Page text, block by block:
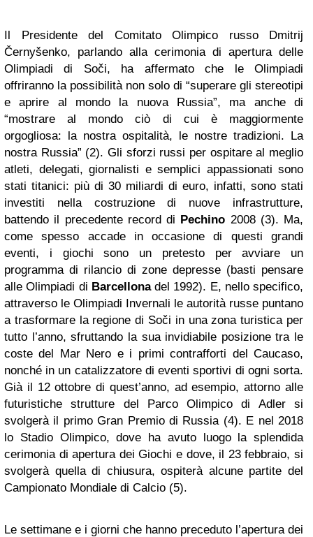
Il Presidente del Comitato Olimpico russo Dmitrij
Černyšenko, parlando alla cerimonia di apertura delle
Olimpiadi di Soči, ha affermato che le Olimpiadi
offriranno la possibilità non solo di “superare gli stereotipi
e aprire al mondo la nuova Russia”, ma anche di
“mostrare al mondo ciò di cui è maggiormente
orgogliosa: la nostra ospitalità, le nostre tradizioni. La
nostra Russia” (2). Gli sforzi russi per ospitare al meglio
atleti, delegati, giornalisti e semplici appassionati sono
stati titanici: più di 30 miliardi di euro, infatti, sono stati
investiti nella costruzione di nuove infrastrutture,
battendo il precedente record di Pechino 2008 (3). Ma,
come spesso accade in occasione di questi grandi
eventi, i giochi sono un pretesto per avviare un
programma di rilancio di zone depresse (basti pensare
alle Olimpiadi di Barcellonadel 1992). E, nello specifico,
attraverso le Olimpiadi Invernali le autorità russe puntano
a trasformare la regione di Soči in una zona turistica per
tutto l’anno, sfruttando la sua invidiabile posizione tra le
coste del Mar Nero e i primi contrafforti del Caucaso,
nonché in un catalizzatore di eventi sportivi di ogni sorta.
Già il 12 ottobre di quest’anno, ad esempio, attorno alle
futuristiche strutture del Parco Olimpico di Adler si
svolgerà il primo Gran Premio di Russia (4). E nel 2018
lo Stadio Olimpico, dove ha avuto luogo la splendida
cerimonia di apertura dei Giochi e dove, il 23 febbraio, si
svolgerà quella di chiusura, ospiterà alcune partite del
Campionato Mondiale di Calcio (5).
Le settimane e i giorni che hanno preceduto l’apertura dei